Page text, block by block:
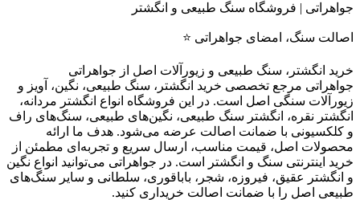
جواهراتی | فروشگاه سنگ طبیعی و انگشتر
اصالت سنگ، امضای جواهراتی ⭐
خرید انگشتر، سنگ طبیعی و زیورآلات اصل از جواهراتی
جواهراتی مرجع تخصصی خرید انگشتر، سنگ طبیعی، نگین، آویز و
زیورآلات سنگی اصل است. در این فروشگاه انواع انگشتر مردانه،
انگشتر نقره، انگشتر سنگ طبیعی، نگین‌های طبیعی، سنگ‌های راف
و کلکسیونی با ضمانت اصالت عرضه می‌شود. هدف ما ارائه
محصولات اصل، قیمت مناسب، ارسال سریع و تجربه‌ای مطمئن از
خرید اینترنتی سنگ و انگشتر است. در جواهراتی می‌توانید انواع نگین
و انگشتر عقیق، فیروزه، شجر، باباقوری، سلطانی و سایر سنگ‌های
طبیعی اصل را با ضمانت اصالت خریداری کنید.